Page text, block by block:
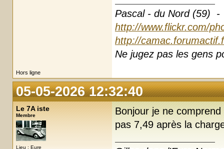
Pascal - du Nord (59) -
http://www.flickr.com/
http://
Ne jugez pas les gens
Hors ligne
05-05-2026 12:32:40
Le 7A iste
Membre
Lieu : Eure
Bonjour je ne
pas 7,49 après la